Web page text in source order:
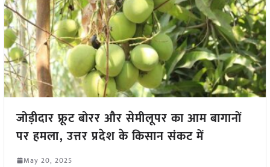
जोड़ीदार फ्रूट बोरर और सेमीलूपर का आम बागानों
पर हमला, उत्तर प्रदेश के किसान संकट में
May 20, 2025